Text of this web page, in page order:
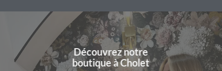
Découvrez notre
boutique à Cholet